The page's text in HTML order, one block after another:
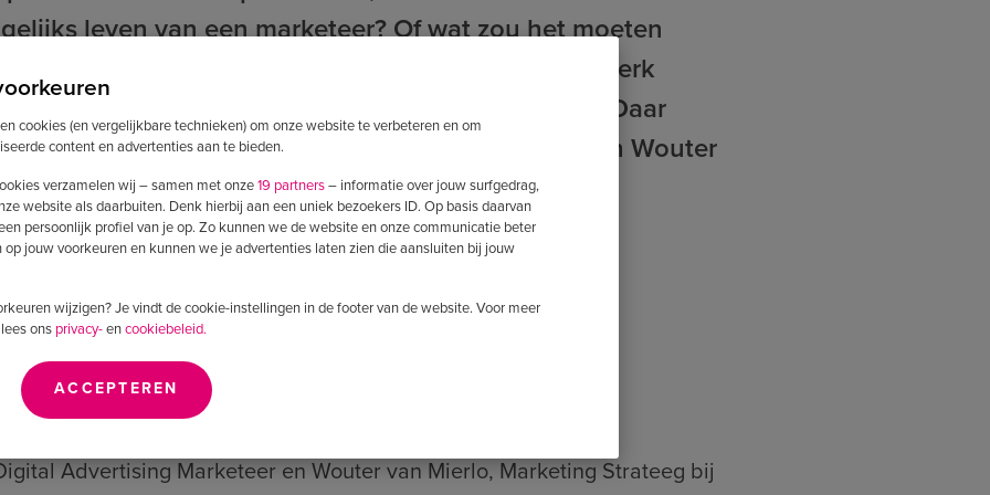
cookies (en vergelijkbare technieken) om onze website te verbeteren en om
content en advertenties aan te bieden.
verzamelen wij – samen met onze19 partners– informatie over jouw surfgedrag,
website als daarbuiten. Denk hierbij aan een uniek bezoekers ID. Op basis daarvan
persoonlijk profiel van je op. Zo kunnen we de website en onze communicatie beter
jouw voorkeuren en kunnen we je advertenties laten zien die aansluiten bij jouw
wijzigen? Je vindt de cookie-instellingen in de footer van de website. Voor meer
ons privacy-encookiebeleid.
ACCEPTEREN
leven van een marketeer? Of wat zou het moeten
dus een aflevering vol praktische tips om jouw werk
en misschien zelfs wel leuker met behulp van AI! Daar
met Alfred Simon, Digital Advertising Marketeer en Wouter
bij Adwise.
Roozendaal
(COO)
Advertising Marketeer en Wouter van Mierlo, Marketing Strateeg bij